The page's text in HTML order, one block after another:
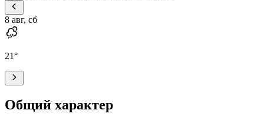
8 авг, сб
21°
Общий характер